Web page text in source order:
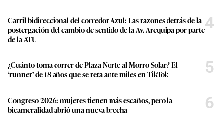
Carril bidireccional del corredor Azul: Las razones detrás de la
postergación del cambio de sentido de la Av. Arequipa por parte
de la ATU
4
¿Cuánto toma correr de Plaza Norte al Morro Solar? El
‘runner’ de 18 años que se reta ante miles en TikTok
5
Congreso 2026: mujeres tienen más escaños, pero la
bicameralidad abrió una nueva brecha
6